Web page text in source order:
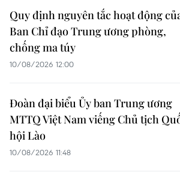
Quy định nguyên tắc hoạt động
Ban Chỉ đạo Trung ương phòng,
chống ma túy
10/08/2026 12:00
Đoàn đại biểu Ủy ban Trung ương
MTTQ Việt Nam viếng Chủ tịch
hội Lào
10/08/2026 11:48